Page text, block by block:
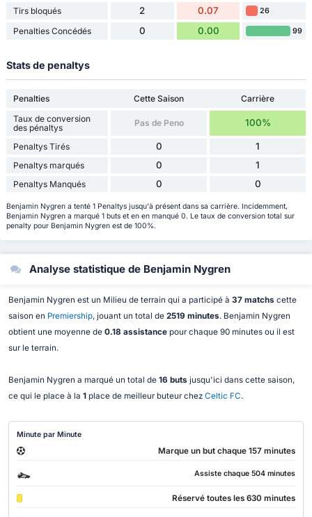
Tirs bloqués 2 0.07 26
Penalties Concédés 0 0.00 99
Stats de penaltys
Penalties Cette Saison
Carrière
Taux de conversion
des pénaltys
Pas de Peno 100%
Penaltys Tirés 0 1
Penaltys marqués 0 1
Penaltys Manqués 0 0
Benjamin Nygren a tenté 1 Penaltys jusqu'à présent dans sa carrière. Incidemment,
Benjamin Nygren a marqué 1 buts et en en manqué 0. Le taux de conversion total sur
penalty pour Benjamin Nygren est de 100%.
Analyse statistique de Benjamin Nygren
Benjamin Nygren est un Milieu de terrain qui a participé à 37 matchs cette
saison en Premiership, jouant un total de 2519 minutes. Benjamin Nygren
obtient une moyenne de 0.18 assistancepour chaque 90 minutes ou il est
sur le terrain.
Benjamin Nygren a marqué un total de 16 buts jusqu'ici dans cette saison,
ce qui le place à la 1place de meilleur buteur chez Celtic FC.
Minute par Minute
Marque un but chaque 157 minutes
Assiste chaque 504 minutes
Réservé toutes les 630 minutes